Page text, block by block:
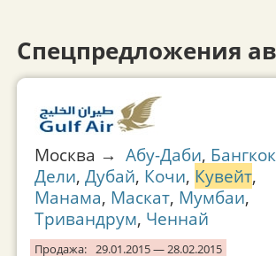
Спецпредложения
Москва → Абу-Даби, Бангкок
Дели, Дубай, Кочи, Кувейт,
Манама, Маскат, Мумбаи,
Тривандрум, Ченнай
Продажа: 29.01.2015 — 28.02.2015